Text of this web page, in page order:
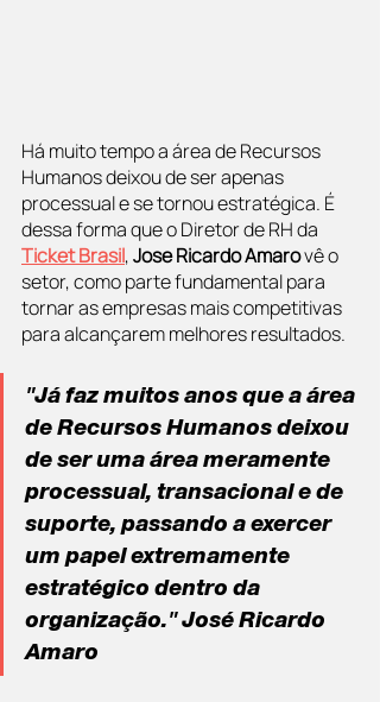
Há muito tempo a área de Recursos
Humanos deixou de ser apenas
processual e se tornou estratégica. É
dessa forma que o Diretor de RH da
Ticket Brasil, Jose Ricardo Amaro vê o
setor, como parte fundamental para
tornar as empresas mais competitivas
para alcançarem melhores resultados.
"Já faz muitos anos que a área
de Recursos Humanos deixou
de ser uma área meramente
processual, transacional e de
suporte, passando a exercer
um papel extremamente
estratégico dentro da
organização." José Ricardo
Amaro